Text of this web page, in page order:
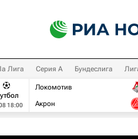
Лига Серия А Бундеслига
18:00
Локомотив
Акрон